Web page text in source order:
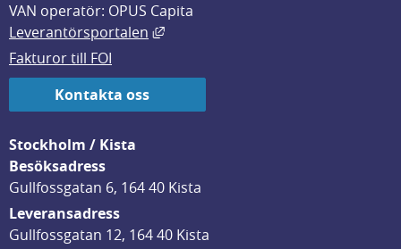
VAN operatör: OPUS Capita
Leverantörsportalen
Länk till annan webbplats, öppnas
Fakturor till FOI
Kontakta oss
Stockholm / Kista
Besöksadress
Gullfossgatan 6, 164 40 Kista
Leveransadress
Gullfossgatan 12, 164 40 Kista